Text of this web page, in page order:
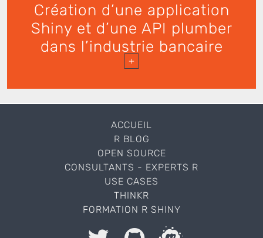
Création d’une application
Shiny et d’une API plumber
dans l’industrie bancaire
+
ACCUEIL
R BLOG
OPEN SOURCE
CONSULTANTS - EXPERTS R
USE CASES
THINKR
FORMATION R SHINY